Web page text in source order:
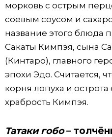
морковь с острым
соевым соусом и
название этого блюда
Сакаты Кимпэя, сына
(Кинтаро), главного
эпохи Эдо. Считается,
корня лопуха и
храбрость Кимпэя.
Татаки гобо–